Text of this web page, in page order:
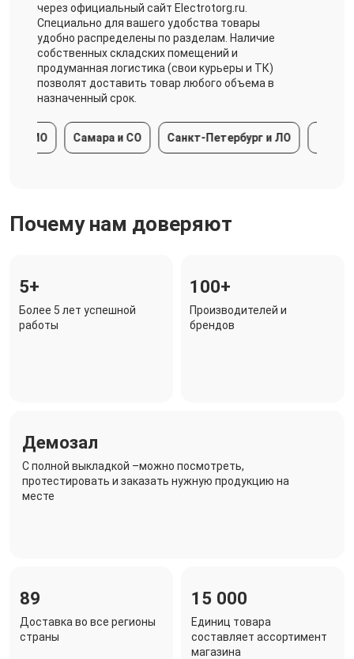
через официальный сайт Electrotorg.ru.
Специально для вашего удобства товары
удобно распределены по разделам. Наличие
собственных складских помещений и
продуманная логистика (свои курьеры и ТК)
позволят доставить товар любого объема в
назначенный срок.
Самара и СО Санкт-Петербург и ЛО
Почему нам доверяют
5+
Более 5 лет успешной
работы
100+
Производителей и
брендов
Демозал
C полной выкладкой –можно посмотреть,
протестировать и заказать нужную продукцию на
месте
89
Доставка во все регионы
страны
15 000
Единиц товара
составляет ассортимент
магазина